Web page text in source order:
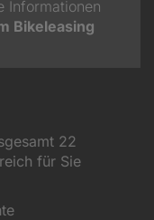
Informationen
Bikeleasing
22
für Sie